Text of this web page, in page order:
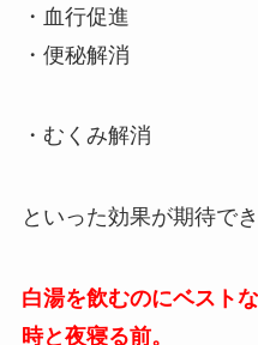
・血行促進
・便秘解消
・むくみ解消
といった効果が期待でき
白湯を飲むのにベスト
時と夜寝る前。